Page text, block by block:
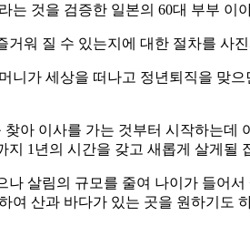
는 것을 검증한 일본의 60대 부부 이
거워 질 수 있는지에 대한 절차를 사
니가 세상을 떠나고 정년퇴직을 맞
아 이사를 가는 것부터 시작하는
지 1년의 시간을 갖고 새롭게 살게
나 살림의 규모를 줄여 나이가 들어
여 산과 바다가 있는 곳을 원하기도